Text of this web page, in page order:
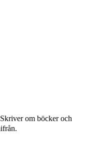
om böcker och